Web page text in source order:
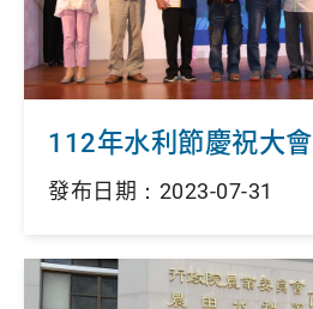
112年水利節慶祝大會
發布日期：2023-07-31